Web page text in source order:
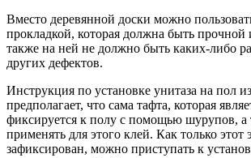
Вместо деревянной доски можно
прокладкой, которая должна быть прочной
также на ней не должно быть каких-либо
других дефектов.
Инструкция по установке унитаза на пол
предполагает, что сама тафта, которая
фиксируется к полу с помощью шурупов,
применять для этого клей. Как только этот
зафиксирован, можно приступать к